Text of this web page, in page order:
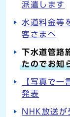
派遣します
水道料金等
客さまへ
下水道管路
たのでお知
【写真で
発表
NHK放送が